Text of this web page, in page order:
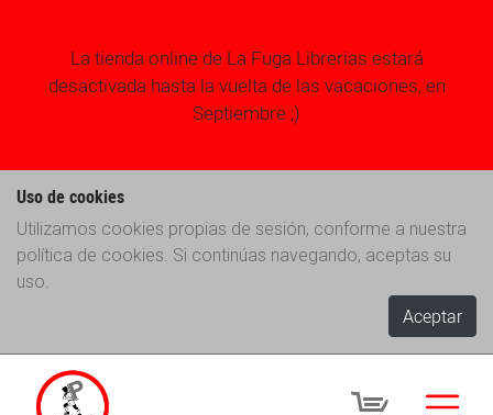
La tienda online de La Fuga Librerias estará
desactivada hasta la vuelta de las vacaciones, en
Septiembre ;)
Uso de cookies
Utilizamos cookies propias de sesión, conforme a nuestra
política de cookies. Si continúas navegando, aceptas su
uso.
Aceptar